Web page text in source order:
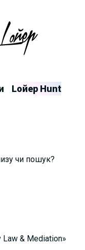
Lойер Hunt
чи пошук?
Law & Mediation»